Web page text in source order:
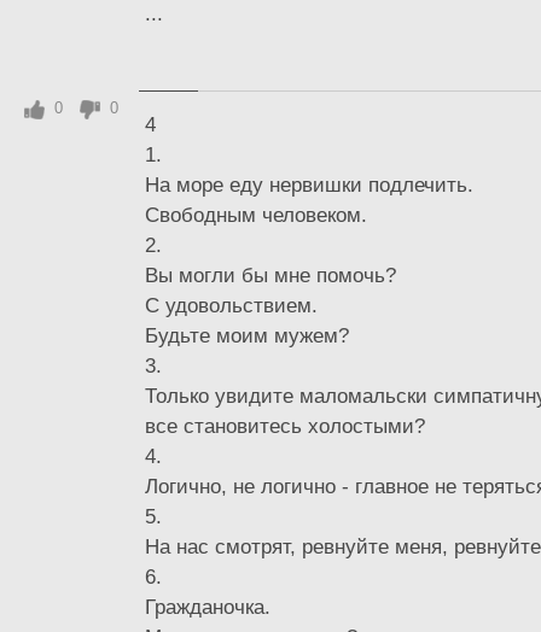
...
4
1.
На море еду нервишки подлечить.
Свободным человеком.
2.
Вы могли бы мне помочь?
С удовольствием.
Будьте моим мужем?
3.
Только увидите маломальски
все становитесь холостыми?
4.
Логично, не логично - главное не
5.
На нас смотрят, ревнуйте меня,
6.
Гражданочка.
0 0